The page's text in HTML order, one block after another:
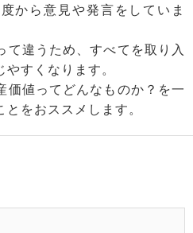
から意見や発言をしていま
て違うため、すべてを取り入
すくなります。
価値ってどんなものか？を一
をおススメします。